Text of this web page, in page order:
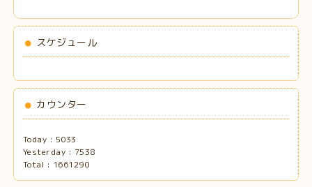
スケジュール
カウンター
Today : 5033
Yesterday : 7538
Total : 1661290